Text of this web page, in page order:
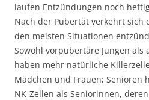
laufen Entzündungen noch
Nach der Pubertät verkehrt sich
den meisten Situationen
Sowohl vorpubertäre Jungen als
haben mehr natürliche
Mädchen und Frauen; Senioren
NK-Zellen als Seniorinnen,